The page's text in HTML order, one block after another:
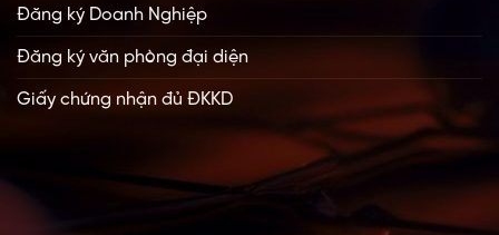
Đăng ký Doanh Nghiệp
Đăng ký văn phòng đại diện
Giấy chứng nhận đủ ĐKKD